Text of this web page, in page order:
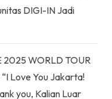
DIGI-IN Jadi
2025 WORLD TOUR
Love You Jakarta!
you, Kalian Luar